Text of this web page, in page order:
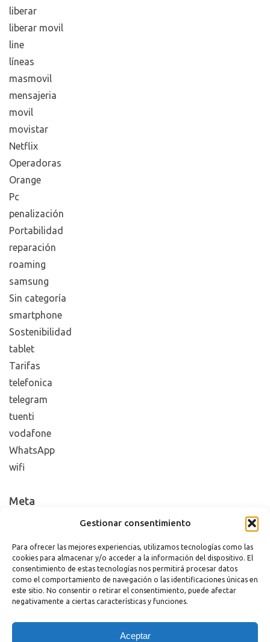
Gestionar consentimiento
Para ofrecer las mejores experiencias, utilizamos tecnologías como las
cookies para almacenar y/o acceder a la información del dispositivo. El
consentimiento de estas tecnologías nos permitirá procesar datos
como el comportamiento de navegación o las identificaciones únicas en
este sitio. No consentir o retirar el consentimiento, puede afectar
negativamente a ciertas características y funciones.
Aceptar
liberar
liberar movil
line
líneas
masmovil
mensajeria
movil
movistar
Netflix
Operadoras
Orange
Pc
penalización
Portabilidad
reparación
roaming
samsung
Sin categoría
smartphone
Sostenibilidad
tablet
Tarifas
telefonica
telegram
tuenti
vodafone
WhatsApp
wifi
Meta
Feed de entradas
Feed de comentarios
WordPress.org
Copyright 2023 |Aviso legal|Política de cookies